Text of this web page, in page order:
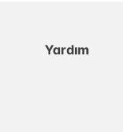
Yardım